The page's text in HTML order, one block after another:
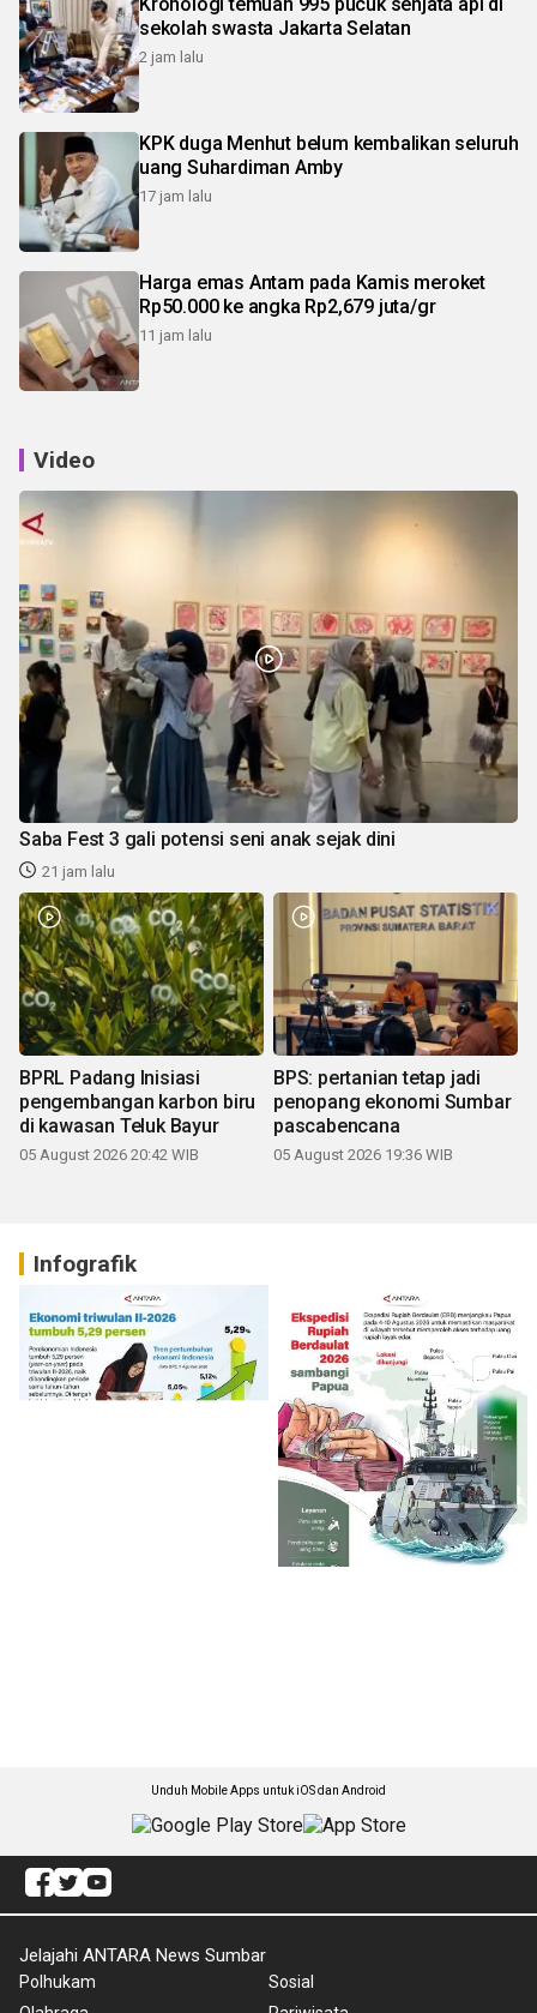
sekolah swasta Jakarta Selatan
2 jam lalu
KPK duga Menhut belum kembalikan seluruh
uang Suhardiman Amby
17 jam lalu
Harga emas Antam pada Kamis meroket
Rp50.000 ke angka Rp2,679 juta/gr
11 jam lalu
Video
Saba Fest 3 gali potensi seni anak sejak dini
21 jam lalu
BPRL Padang Inisiasi
pengembangan karbon biru
di kawasan Teluk Bayur
05 August 2026 20:42 WIB
BPS: pertanian tetap jadi
penopang ekonomi Sumbar
pascabencana
05 August 2026 19:36 WIB
Infografik
Unduh Mobile Apps untuk iOS dan Android
Jelajahi ANTARA News Sumbar
Polhukam
Sosial